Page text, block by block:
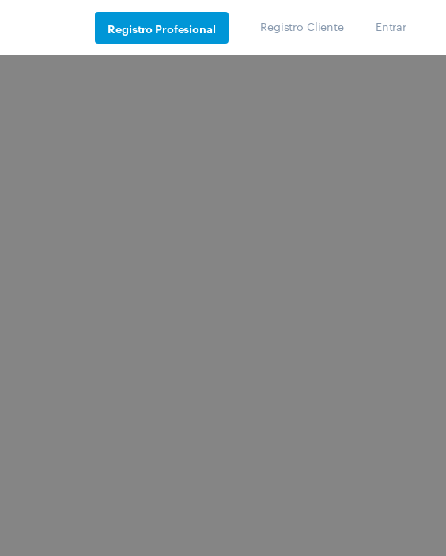
Registro Profesional Registro Cliente Entrar